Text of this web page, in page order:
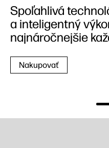
Váš dokonalý All-
aj s AI, ktorý vám
celý deň.
Nakupovať 27-palcové